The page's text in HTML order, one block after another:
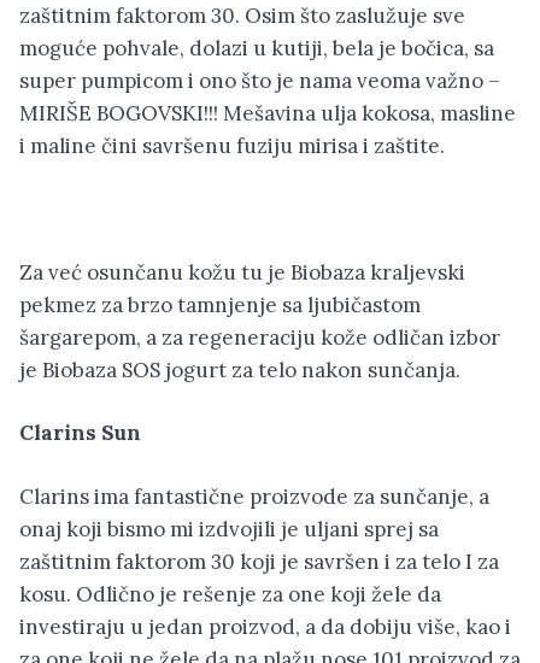
zaštitnim faktorom 30. Osim što zaslužuje sve
moguće pohvale, dolazi u kutiji, bela je bočica, sa
super pumpicom i ono što je nama veoma važno –
MIRIŠE BOGOVSKI!!! Mešavina ulja kokosa, masline
i maline čini savršenu fuziju mirisa i zaštite.
Za već osunčanu kožu tu je Biobaza kraljevski
pekmez za brzo tamnjenje sa ljubičastom
šargarepom, a za regeneraciju kože odličan izbor
je Biobaza SOS jogurt za telo nakon sunčanja.
Clarins Sun
Clarins ima fantastične proizvode za sunčanje, a
onaj koji bismo mi izdvojili je uljani sprej sa
zaštitnim faktorom 30 koji je savršen i za telo I za
kosu. Odlično je rešenje za one koji žele da
investiraju u jedan proizvod, a da dobiju više, kao i